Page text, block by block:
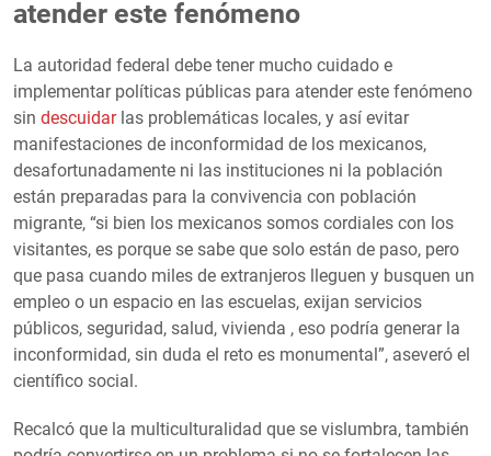
atender este fenómeno
La autoridad federal debe tener mucho cuidado e
implementar políticas públicas para atender este fenómeno
sin descuidar las problemáticas locales, y así evitar
manifestaciones de inconformidad de los mexicanos,
desafortunadamente ni las instituciones ni la población
están preparadas para la convivencia con población
migrante, “si bien los mexicanos somos cordiales con los
visitantes, es porque se sabe que solo están de paso, pero
que pasa cuando miles de extranjeros lleguen y busquen un
empleo o un espacio en las escuelas, exijan servicios
públicos, seguridad, salud, vivienda , eso podría generar la
inconformidad, sin duda el reto es monumental”, aseveró el
científico social.
Recalcó que la multiculturalidad que se vislumbra, también